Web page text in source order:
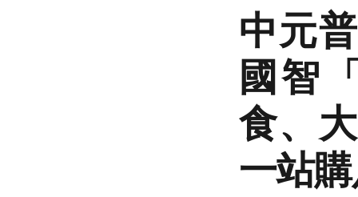
中元
國智
食、
一站